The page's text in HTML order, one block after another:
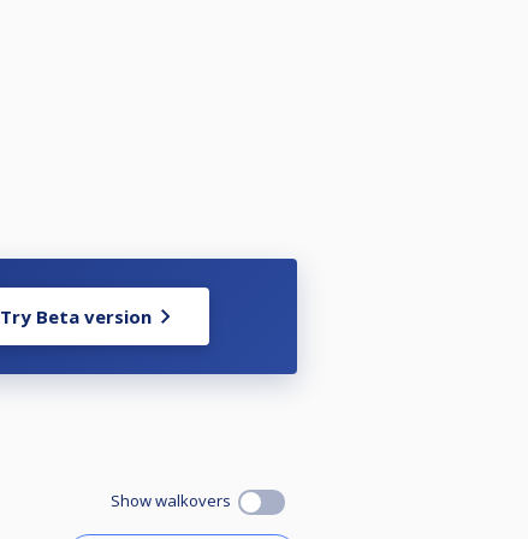
Try Beta version
Show walkovers